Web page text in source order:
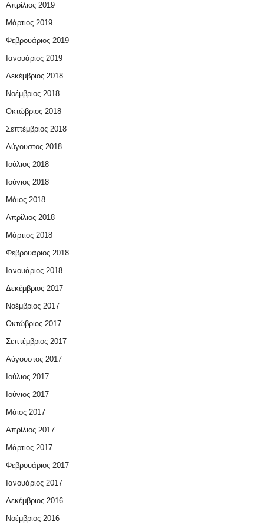
Απρίλιος 2019
Μάρτιος 2019
Φεβρουάριος 2019
Ιανουάριος 2019
Δεκέμβριος 2018
Νοέμβριος 2018
Οκτώβριος 2018
Σεπτέμβριος 2018
Αύγουστος 2018
Ιούλιος 2018
Ιούνιος 2018
Μάιος 2018
Απρίλιος 2018
Μάρτιος 2018
Φεβρουάριος 2018
Ιανουάριος 2018
Δεκέμβριος 2017
Νοέμβριος 2017
Οκτώβριος 2017
Σεπτέμβριος 2017
Αύγουστος 2017
Ιούλιος 2017
Ιούνιος 2017
Μάιος 2017
Απρίλιος 2017
Μάρτιος 2017
Φεβρουάριος 2017
Ιανουάριος 2017
Δεκέμβριος 2016
Νοέμβριος 2016